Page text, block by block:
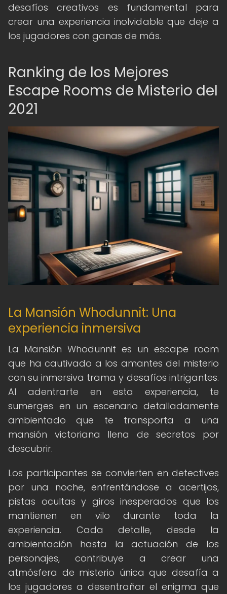
desafíos creativos es fundamental para
crear una experiencia inolvidable que deje a
los jugadores con ganas de más.
Ranking de los Mejores
Escape Rooms de Misterio del
2021
La Mansión Whodunnit: Una
experiencia inmersiva
La Mansión Whodunnit es un escape room
que ha cautivado a los amantes del misterio
con su inmersiva trama y desafíos intrigantes.
Al adentrarte en esta experiencia, te
sumerges en un escenario detalladamente
ambientado que te transporta a una
mansión victoriana llena de secretos por
descubrir.
Los participantes se convierten en detectives
por una noche, enfrentándose a acertijos,
pistas ocultas y giros inesperados que los
mantienen en vilo durante toda la
experiencia. Cada detalle, desde la
ambientación hasta la actuación de los
personajes, contribuye a crear una
atmósfera de misterio única que desafía a
los jugadores a desentrañar el enigma que